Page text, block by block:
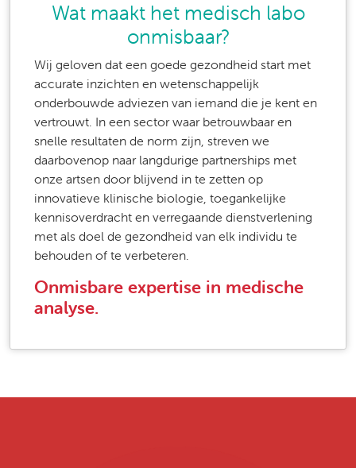
Wat maakt het medisch labo
onmisbaar?
Wij geloven dat een goede gezondheid start met
accurate inzichten en wetenschappelijk
onderbouwde adviezen van iemand die je kent en
vertrouwt. In een sector waar betrouwbaar en
snelle resultaten de norm zijn, streven we
daarbovenop naar langdurige partnerships met
onze artsen door blijvend in te zetten op
innovatieve klinische biologie, toegankelijke
kennisoverdracht en verregaande dienstverlening
met als doel de gezondheid van elk individu te
behouden of te verbeteren.
Onmisbare expertise in medische
analyse.